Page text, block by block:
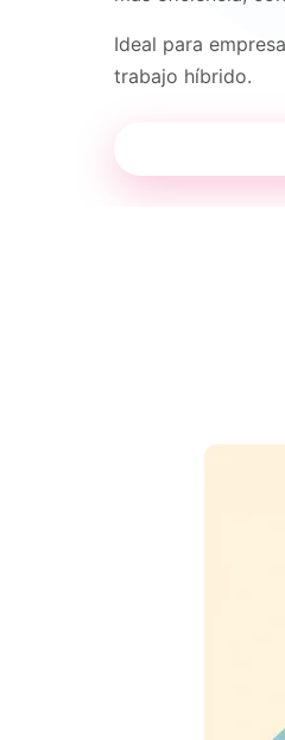
Ideal para
trabajo híbrido.